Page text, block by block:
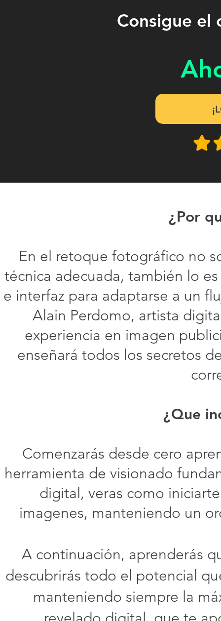
Consigue el
¿Por
En el retoque fotográfico no
técnica adecuada, también lo
e interfaz para adaptarse a un
Alain Perdomo, artista
experiencia en imagen
enseñará todos los secretos
¿Que
Comenzarás desde cero
herramienta de visionado
digital, veras como
imagenes, manteniendo un
A continuación, aprenderás
descubrirás todo el potencial
manteniendo siempre la